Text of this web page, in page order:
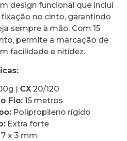
design funcional que inclui
no cinto, garantindo
sempre à mão. Com 15
permite a marcação de
facilidade e nitidez.
| CX 20/120
Fio: 15 metros
Polipropileno rígido
Extra forte
7 x 3 mm